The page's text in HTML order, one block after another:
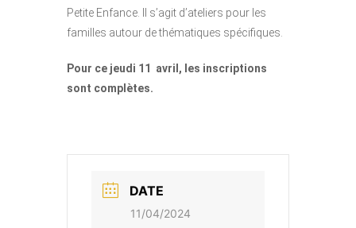
Petite Enfance. Il s’agit d’ateliers pour les
familles autour de thématiques spécifiques.
Pour ce jeudi 11 avril, les inscriptions
sont complètes.
DATE
11/04/2024